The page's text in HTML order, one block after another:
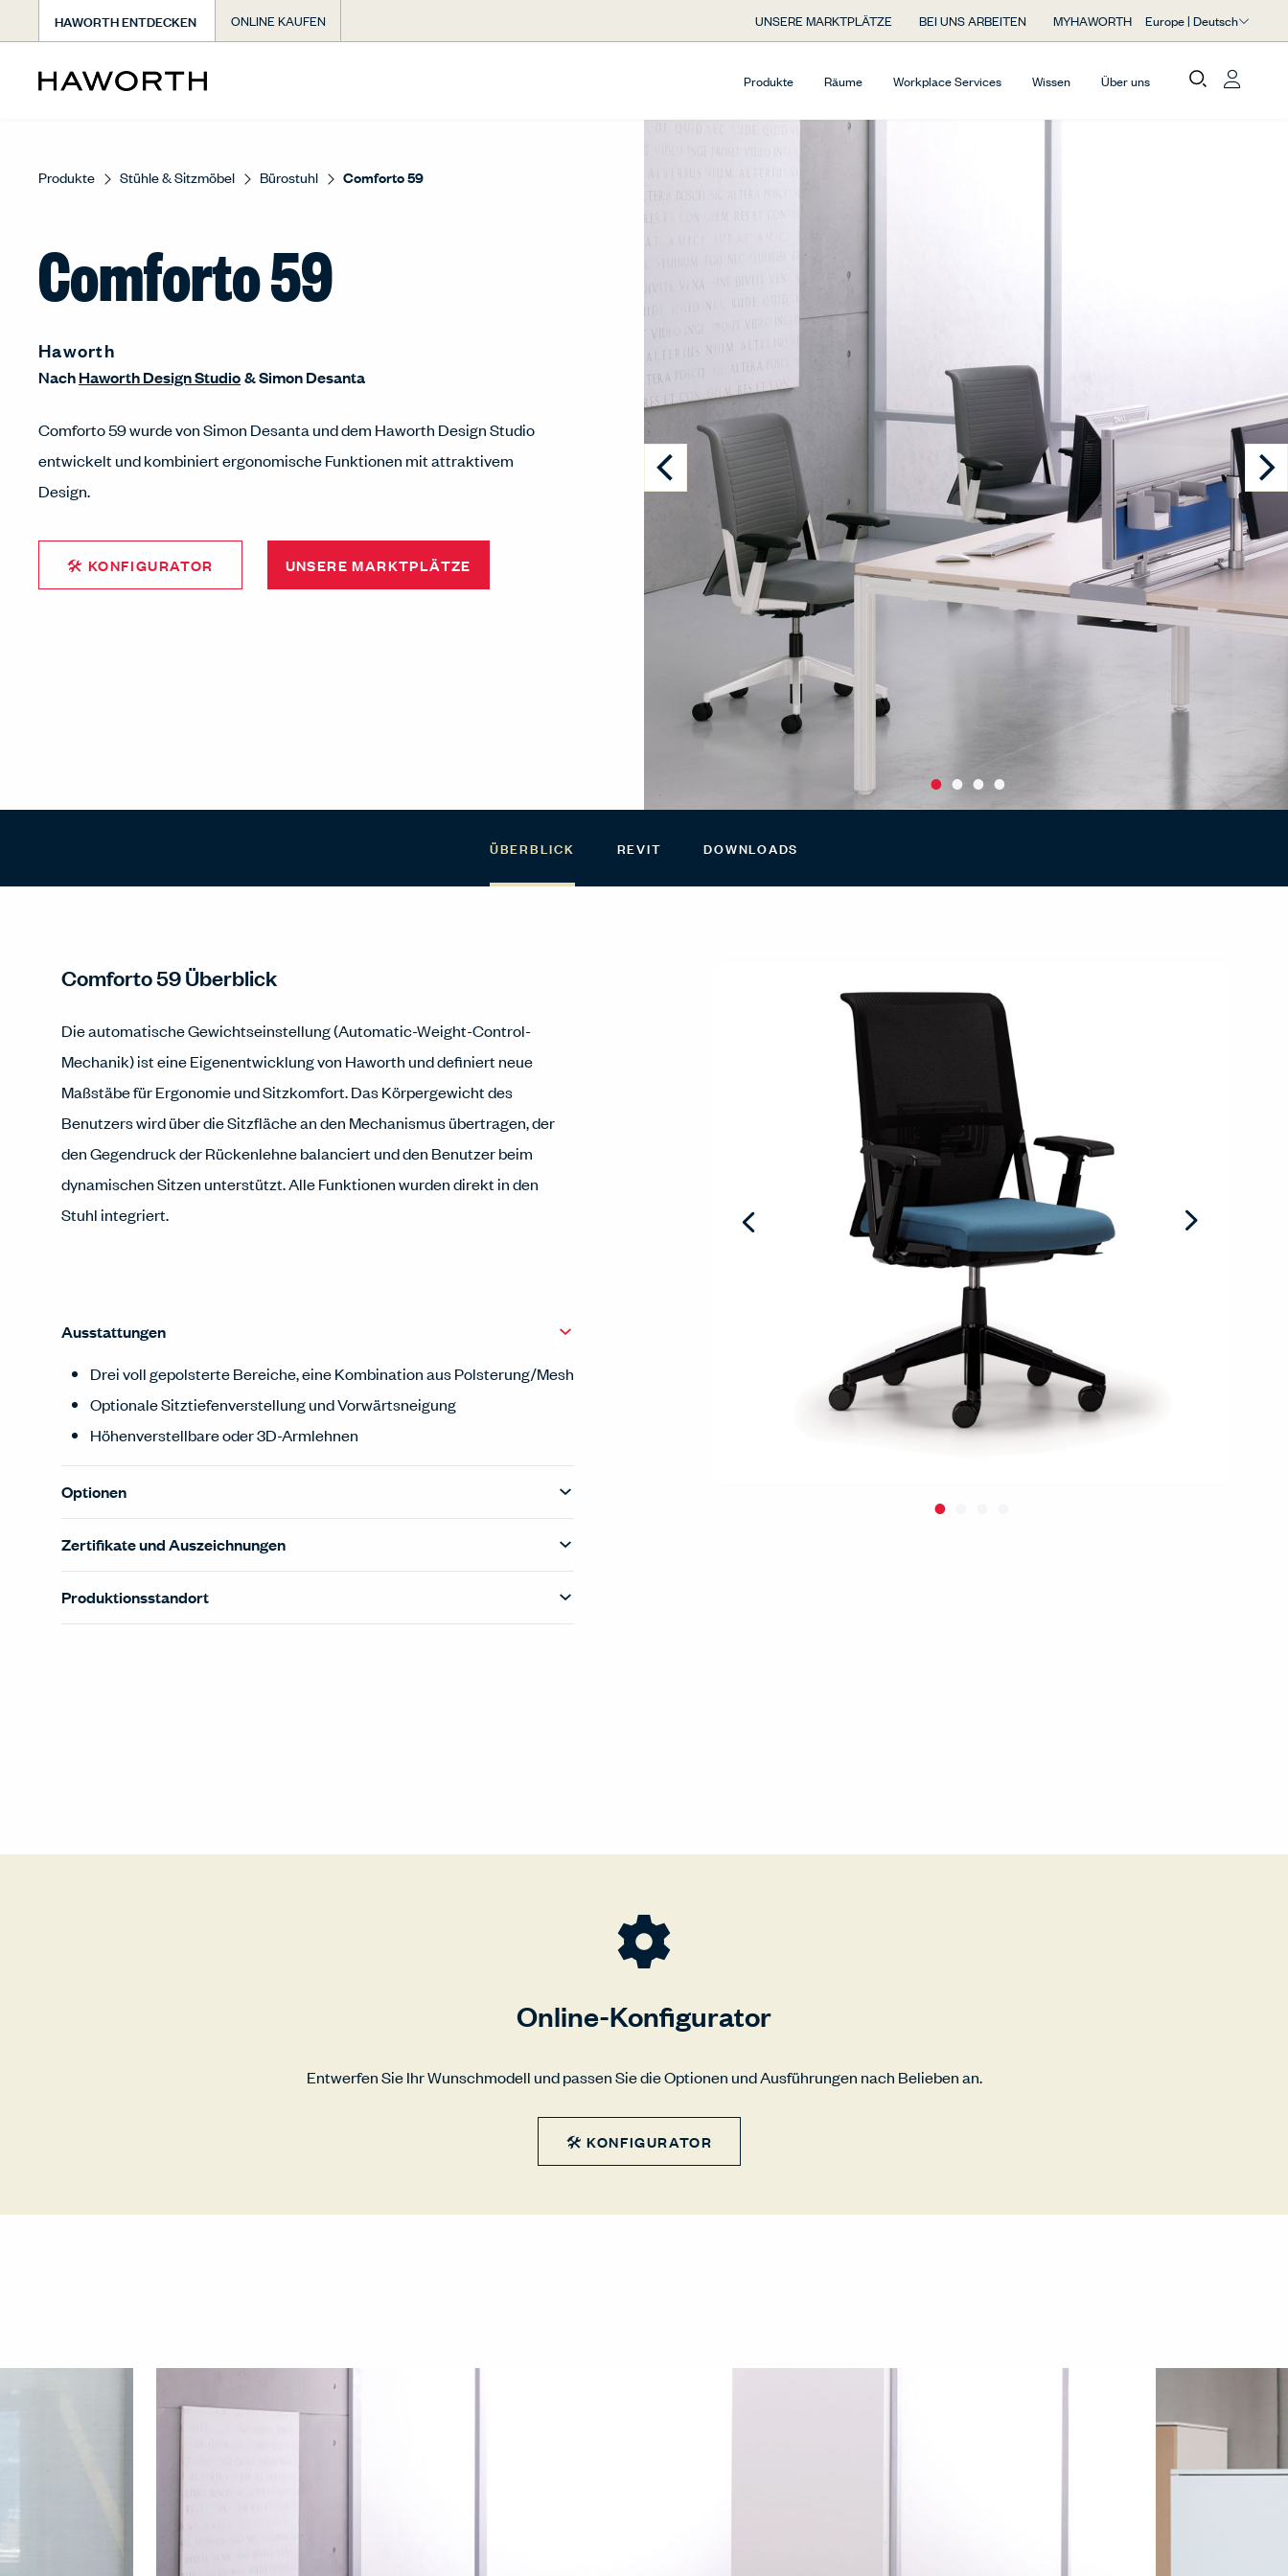
HAWORTH ENTDECKEN ONLINE KAUFEN UNSERE MARKTPLÄTZE BEI UNS ARBEITEN MYHAWORTH Europe | Deutsch
Produkte Räume Workplace Services Wissen Über uns
Produkte Stühle & Sitzmöbel Bürostuhl Comforto 59
Comforto 59
Haworth
NachHaworth Design Studio&Simon Desanta
Comforto 59 wurde von Simon Desanta und dem Haworth Design Studio
entwickelt und kombiniert ergonomische Funktionen mit attraktivem
Design.
🛠 KONFIGURATOR UNSERE MARKTPLÄTZE
ÜBERBLICK REVIT DOWNLOADS
Comforto 59 Überblick
Die automatische Gewichtseinstellung (Automatic-Weight-Control-
Mechanik) ist eine Eigenentwicklung von Haworth und definiert neue
Maßstäbe für Ergonomie und Sitzkomfort. Das Körpergewicht des
Benutzers wird über die Sitzfläche an den Mechanismus übertragen, der
den Gegendruck der Rückenlehne balanciert und den Benutzer beim
dynamischen Sitzen unterstützt. Alle Funktionen wurden direkt in den
Stuhl integriert.
Ausstattungen
Drei voll gepolsterte Bereiche, eine Kombination aus Polsterung/Mesh
Optionale Sitztiefenverstellung und Vorwärtsneigung
Höhenverstellbare oder 3D-Armlehnen
Optionen
Zertifikate und Auszeichnungen
Produktionsstandort
Online-Konfigurator
Entwerfen Sie Ihr Wunschmodell und passen Sie die Optionen und Ausführungen nach Belieben an.
🛠 KONFIGURATOR